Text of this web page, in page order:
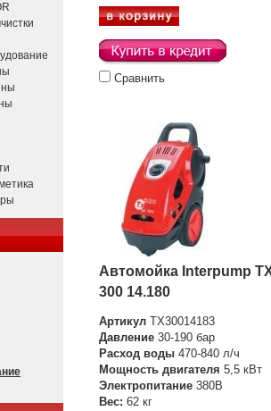
Сравнить
Автомойка Interpump
300 14.180
Артикул TX30014183
Давление 30-190 бар
Расход воды 470-840 л/ч
Мощность двигателя 5,5 кВт
Электропитание 380В
Вес: 62 кг